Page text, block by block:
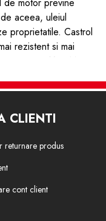
aceea, uleiul
proprietatile. Castrol
rezistent si mai
cu TITANIUM i-
CLIENTI
returnare produs
cont client